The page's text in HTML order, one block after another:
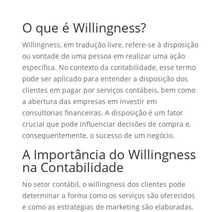
O que é Willingness?
Willingness, em tradução livre, refere-se à disposição
ou vontade de uma pessoa em realizar uma ação
específica. No contexto da contabilidade, esse termo
pode ser aplicado para entender a disposição dos
clientes em pagar por serviços contábeis, bem como
a abertura das empresas em investir em
consultorias financeiras. A disposição é um fator
crucial que pode influenciar decisões de compra e,
consequentemente, o sucesso de um negócio.
A Importância do Willingness
na Contabilidade
No setor contábil, o willingness dos clientes pode
determinar a forma como os serviços são oferecidos
e como as estratégias de marketing são elaboradas.